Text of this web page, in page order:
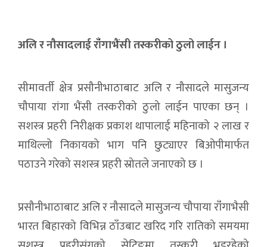
अलि र नौसादलाई राँंगाभैंसी तस्करीको ठुलो लाईन ।
सीमावर्ती क्षेत्र प्रसौनीभाठाबाट अलि र नौसादले मासुजन्य
चौपाया रांगा भैंसी तस्करीको ठुलो लाईन पाएका छन् ।
सशस्त्र प्रहरी निरीक्षक प्रकाश थापालाई महिनाको २ लाख र
माथिल्लो निकायको भाग पनि छुट्याएर बिओपीमार्फत
पठाउने गरेको सशस्त्र प्रहरी स्रोतले जनाएको छ ।
प्रसौनीभाठाबाट अलि र नौसादले मासुजन्य चौपाया राँंगाभैसी
भारत बिहारको विभिन्न ठाँउबाट खरिद गरि रातिको समयमा